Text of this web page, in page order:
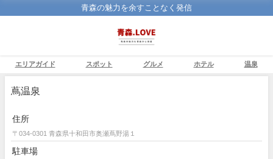
青森の魅力を余すことなく発信
エリアガイド スポット グルメ ホテル 温泉
蔦温泉
住所
〒034-0301 青森県十和田市奥瀬蔦野湯１
駐車場